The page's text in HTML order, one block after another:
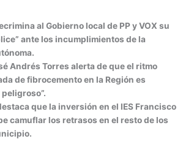
al Gobierno local de PP y VOX su
ante los incumplimientos de la
Andrés Torres alerta de que el ritmo
de fibrocemento en la Región es
que la inversión en el IES Francisco
camuflar los retrasos en el resto de los